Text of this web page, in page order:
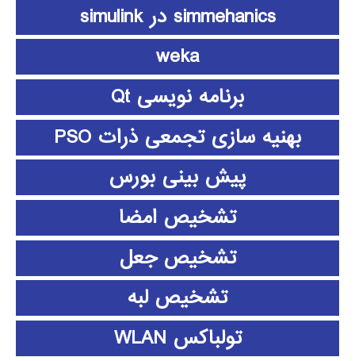
simmehanics در simulink
weka
برنامه نویسی Qt
بهنیه سازی تجمعی ذرات PSO
پیش بینی بورس
تشخیص امضا
تشخیص جعل
تشخیص لبه
تولباکس WLAN